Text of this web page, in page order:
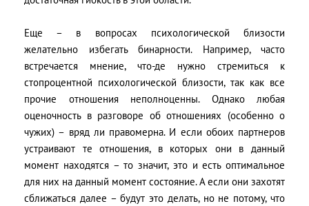
Еще – в вопросах психологической близости
желательно избегать бинарности. Например, часто
встречается мнение, что-де нужно стремиться к
стопроцентной психологической близости, так как все
прочие отношения неполноценны. Однако любая
оценочность в разговоре об отношениях (особенно о
чужих) – вряд ли правомерна. И если обоих партнеров
устраивают те отношения, в которых они в данный
момент находятся – то значит, это и есть оптимальное
для них на данный момент состояние. А если они захотят
сближаться далее – будут это делать, но не потому, что